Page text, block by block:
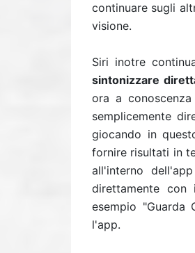
continuare sugli
visione.
Siri inotre
sintonizzare
ora a
semplicemente
giocando in
fornire risultati in
all'interno
direttamente con
esempio "Guarda
l'app.